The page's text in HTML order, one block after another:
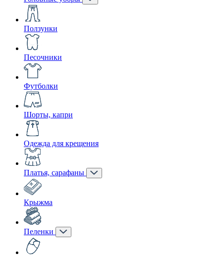
Ползунки
Песочники
Футболки
Шорты, капри
Одежда для крещения
Платья, сарафаны
Крыжма
Пеленки